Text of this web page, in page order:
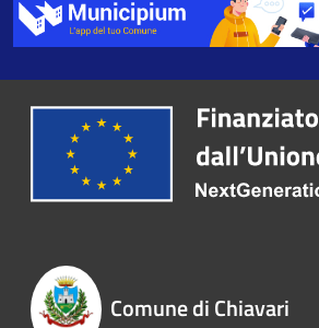
Comune di Chiavari